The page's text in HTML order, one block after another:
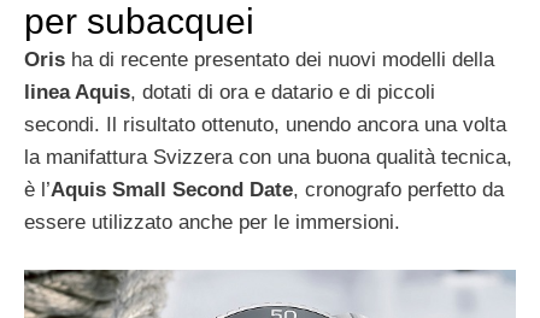
per subacquei
Oris ha di recente presentato dei nuovi modelli della
linea Aquis, dotati di ora e datario e di piccoli
secondi. Il risultato ottenuto, unendo ancora una volta
la manifattura Svizzera con una buona qualità tecnica,
è l’Aquis Small Second Date, cronografo perfetto da
essere utilizzato anche per le immersioni.